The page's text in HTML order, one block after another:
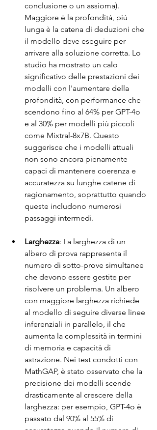
conclusione o un assioma).
Maggiore è la profondità, più
lunga è la catena di deduzioni che
il modello deve eseguire per
arrivare alla soluzione corretta. Lo
studio ha mostrato un calo
significativo delle prestazioni dei
modelli con l'aumentare della
profondità, con performance che
scendono fino al 64% per GPT-4o
e al 30% per modelli più piccoli
come Mixtral-8x7B. Questo
suggerisce che i modelli attuali
non sono ancora pienamente
capaci di mantenere coerenza e
accuratezza su lunghe catene di
ragionamento, soprattutto quando
queste includono numerosi
passaggi intermedi.
Larghezza: La larghezza di un
albero di prova rappresenta il
numero di sotto-prove simultanee
che devono essere gestite per
risolvere un problema. Un albero
con maggiore larghezza richiede
al modello di seguire diverse linee
inferenziali in parallelo, il che
aumenta la complessità in termini
di memoria e capacità di
astrazione. Nei test condotti con
MathGAP, è stato osservato che la
precisione dei modelli scende
drasticamente al crescere della
larghezza: per esempio, GPT-4o è
passato dal 90% al 55% di